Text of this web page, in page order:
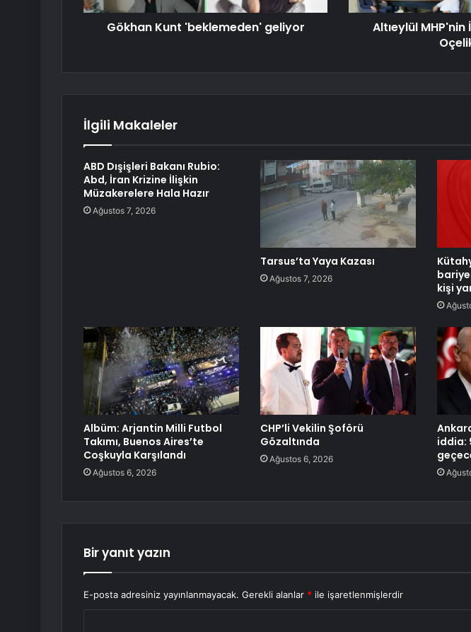
Gökhan Kunt 'beklemeden' geliyor
Altıeylül MHP'nin
İlgili Makaleler
ABD Dışişleri Bakanı Rubio:
Abd, İran Krizine İlişkin
Müzakerelere Hala Hazır
Ağustos 7, 2026
Tarsus’ta Yaya Kazası
Ağustos 7, 2026
kişi
Albüm: Arjantin Milli Futbol
Takımı, Buenos Aires’te
Coşkuyla Karşılandı
Ağustos 6, 2026
CHP’li Vekilin Şoförü
Gözaltında
Ağustos 6, 2026
iddia:
Bir yanıt yazın
E-posta adresiniz yayınlanmayacak. Gerekli alanlar * ile işaretlenmişlerdir